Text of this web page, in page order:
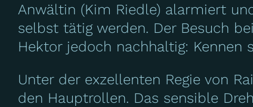
Anwältin (Kim Riedle) alarmiert
selbst tätig werden. Der Besuch
Hektor jedoch nachhaltig: Kennen
Unter der exzellenten Regie von
den Hauptrollen. Das sensible